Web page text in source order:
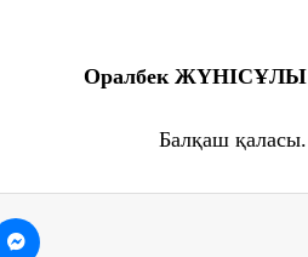
Оралбек ЖҮНІСҰЛЫ
Балқаш қаласы.